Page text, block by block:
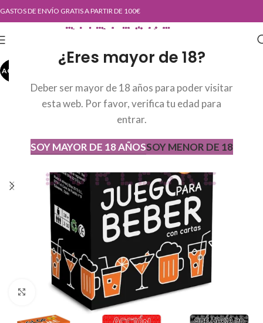
¿Eres mayor de 18?
Deber ser mayor de 18 años para poder visitar
esta web. Por favor, verifica tu edad para
entrar.
SOY MAYOR DE 18 AÑOSSOY MENOR DE 18
GASTOS DE ENVÍO GRATIS A PARTIR DE 100€
AGOT
Haga Click para agrandar
AGOTADO